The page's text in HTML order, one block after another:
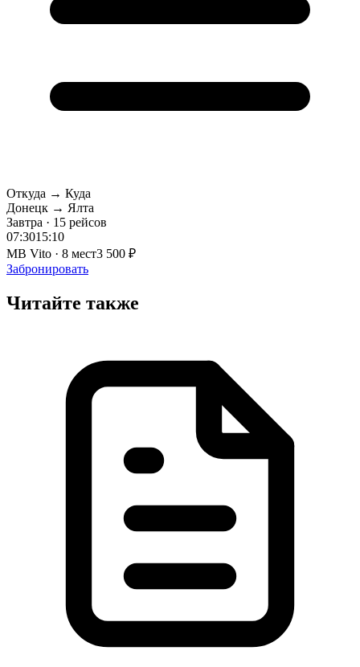
Откуда → Куда
Донецк → Ялта
Завтра · 15 рейсов
07:3015:10
MB Vito · 8 мест3 500 ₽
Забронировать
Читайте также